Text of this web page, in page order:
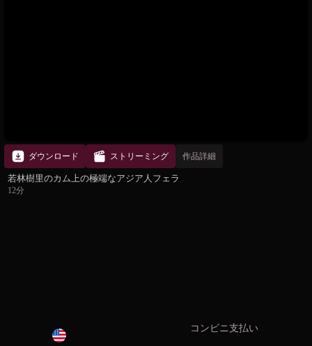
ダウンロード ストリーミング 作品詳細
若林樹里のカム上の極端なアジア人フェラ
12分
コンビニ支払い